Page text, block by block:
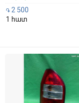
֏ 2 500
1 հատ